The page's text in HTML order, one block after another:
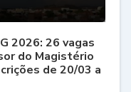
2026: 26 vagas
do Magistério
de 20/03 a